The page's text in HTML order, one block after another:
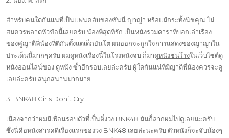
สำหรับคนใดกันแน่ที่เป็นแฟนคลับของซันนี่ ญาญ่า หรือแม้กระทั้งนิชคุณ ไม่
สมควรพลาดหัวข้อนี้เลยครับ น้องพี่สุดที่รัก เป็นหนังรวมดาราที่บอกเล่าเรื่อง
ของคู่ญาติพี่น้องที่ตีกันตั้งแต่เด็กยันโต ผมออกจะถูกใจการแสดงของญาญ่าใน
ประเด็นนี้มากๆครับ ผมดูหนังเรื่องนี้ในโรงหนังจบ ก็มาดูหนังชนโรงในเว็บไซต์ดู
หนังออนไลน์ของ ดูหนัง ซ้ำอีกรอบเลยล่ะครับ ผู้ใดกันแน่ที่มีญาติพี่น้องควรจะดู
เลยล่ะครับ สนุกสนานมากมาย
3. BNK48 Girls Don’t Cry
เนื่องจากว่าผมมีเพื่อนรอบตัวที่เป็นติ่งวง BNK48 มันก็ลากผมไปดูเลยนะครับ
ซึ่งนี่คือหนังสารคดีเรื่องแรกของวง BNK48 เลยล่ะนะครับ ตัวหนังก็จะจับน้องๆ